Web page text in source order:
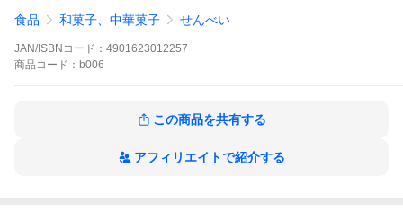
食品 和菓子、中華菓子 せんべい
JAN/ISBNコード： 4901623012257
商品 コード： b006
この商品を共有する
アフィリエイトで紹介する